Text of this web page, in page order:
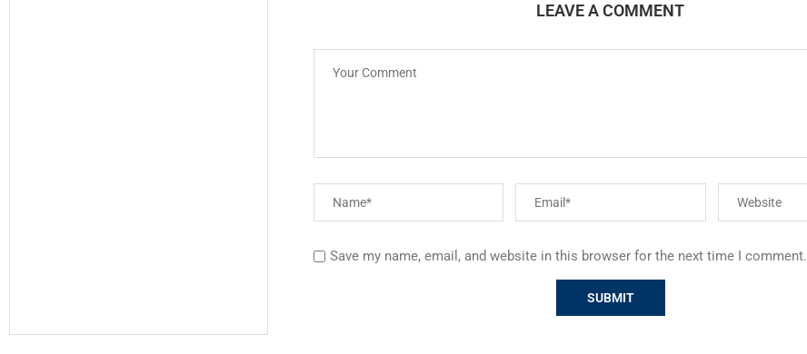
LEAVE A COMMENT
Save my name, email, and website in this browser for the next time I comment.